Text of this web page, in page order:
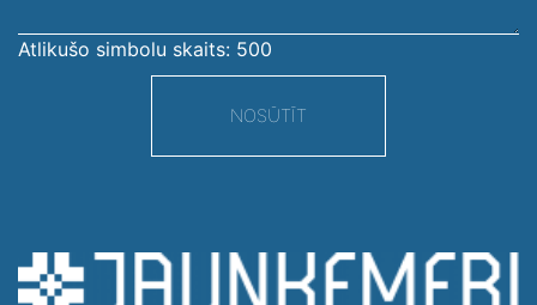
Atlikušo simbolu skaits: 500
NOSŪTĪT